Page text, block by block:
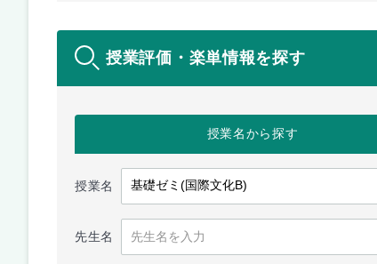
授業評価・楽単情報を探す
授業名から探す
授業名
先生名